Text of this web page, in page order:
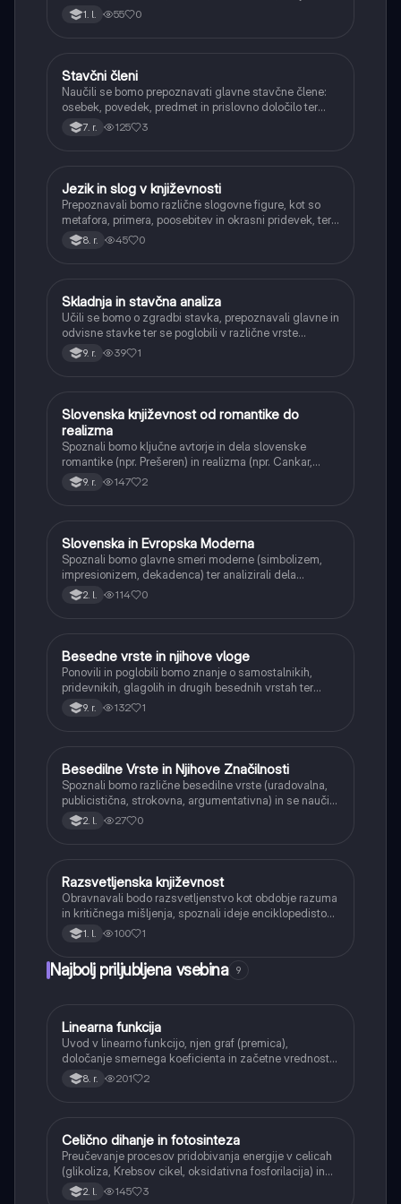
omogočilo boljše razumevanje in tvorjenje
kompleksnejših besedil ter natančnejše izražanje
1. l. 55 0
Slovenščina
Stavčni členi
Naučili se bomo prepoznavati glavne stavčne člene:
osebek, povedek, predmet in prislovno določilo ter
njihovo vlogo v povedi.
7. r. 125 3
Slovenščina
Jezik in slog v književnosti
Prepoznavali bomo različne slogovne figure, kot so
metafora, primera, poosebitev in okrasni pridevek, ter
razumeli njihov pomen pri ustvarjanju vzdušja in
sporočila.
8. r. 45 0
Slovenščina
Skladnja in stavčna analiza
Učili se bomo o zgradbi stavka, prepoznavali glavne in
odvisne stavke ter se poglobili v različne vrste
odvisnikov. Razumeli bomo, kako se stavki
povezujejo v smiselne celote in kako jih pravilno
9. r. 39 1
Slovenščina
Slovenska književnost od romantike do
realizma
Spoznali bomo ključne avtorje in dela slovenske
romantike (npr. Prešeren) in realizma (npr. Cankar,
Kersnik, Tavčar). Razumeli bomo zgodovinski in
družbeni kontekst teh obdobij ter njihov vpliv na
9. r. 147 2
Slovenščina
Slovenska in Evropska Moderna
Spoznali bomo glavne smeri moderne (simbolizem,
impresionizem, dekadenca) ter analizirali dela
slovenskih modernistov (Cankar, Župančič, Kette,
Murn) in njihov pomen za razvoj slovenske literature.
2. l. 114 0
Slovenščina
Besedne vrste in njihove vloge
Ponovili in poglobili bomo znanje o samostalnikih,
pridevnikih, glagolih in drugih besednih vrstah ter
spoznali njihove vloge v stavku. Naučili se bomo
prepoznavati in pravilno uporabljati posamezne
9. r. 132 1
Slovenščina
Besedilne Vrste in Njihove Značilnosti
Spoznali bomo različne besedilne vrste (uradovalna,
publicistična, strokovna, argumentativna) in se naučili
prepoznavati njihove strukturne in jezikovne
značilnosti ter namen.
2. l. 27 0
Slovenščina
Razsvetljenska književnost
Obravnavali bodo razsvetljenstvo kot obdobje razuma
in kritičnega mišljenja, spoznali ideje enciklopedistov
in vpliv na slovensko književnost (npr. Anton Tomaž
Linhart, Valentin Vodnik), ki so postavili temelje
slovenske kulture.
1. l. 100 1
Najbolj priljubljena vsebina 9
Matematika
Linearna funkcija
Uvod v linearno funkcijo, njen graf (premica),
določanje smernega koeficienta in začetne vrednosti.
Učenci bodo znali narisati graf linearne funkcije.
8. r. 201 2
Naravoslovje
Celično dihanje in fotosinteza
Preučevanje procesov pridobivanja energije v celicah
(glikoliza, Krebsov cikel, oksidativna fosforilacija) in
pretvorbe svetlobne energije v kemično energijo
2. l. 145 3